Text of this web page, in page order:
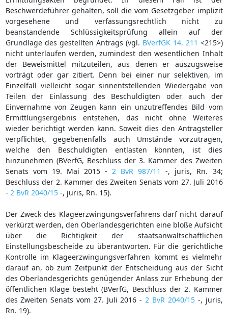
Beschwerdeführer gehalten, soll die vom Gesetzgeber implizit
vorgesehene und verfassungsrechtlich nicht zu
beanstandende Schlüssigkeitsprüfung allein auf der
Grundlage des gestellten Antrags (vgl. BVerfGK 14, 211 <215>)
nicht unterlaufen werden, zumindest den wesentlichen Inhalt
der Beweismittel mitzuteilen, aus denen er auszugsweise
vorträgt oder gar zitiert. Denn bei einer nur selektiven, im
Einzelfall vielleicht sogar sinnentstellenden Wiedergabe von
Teilen der Einlassung des Beschuldigten oder auch der
Einvernahme von Zeugen kann ein unzutreffendes Bild vom
Ermittlungsergebnis entstehen, das nicht ohne Weiteres
wieder berichtigt werden kann. Soweit dies den Antragsteller
verpflichtet, gegebenenfalls auch Umstände vorzutragen,
welche den Beschuldigten entlasten könnten, ist dies
hinzunehmen (BVerfG, Beschluss der 3. Kammer des Zweiten
Senats vom 19. Mai 2015 - 2 BvR 987/11
-, juris, Rn. 34;
Beschluss der 2. Kammer des Zweiten Senats vom 27. Juli 2016
- 2 BvR 2040/15-, juris, Rn. 15).
Der Zweck des Klageerzwingungsverfahrens darf nicht darauf
verkürzt werden, den Oberlandesgerichten eine bloße Aufsicht
über die Richtigkeit der staatsanwaltschaftlichen
Einstellungsbescheide zu überantworten. Für die gerichtliche
Kontrolle im Klageerzwingungsverfahren kommt es vielmehr
darauf an, ob zum Zeitpunkt der Entscheidung aus der Sicht
des Oberlandesgerichts genügender Anlass zur Erhebung der
öffentlichen Klage besteht (BVerfG, Beschluss der 2. Kammer
des Zweiten Senats vom 27. Juli 2016 - 2 BvR 2040/15-, juris,
Rn. 19).